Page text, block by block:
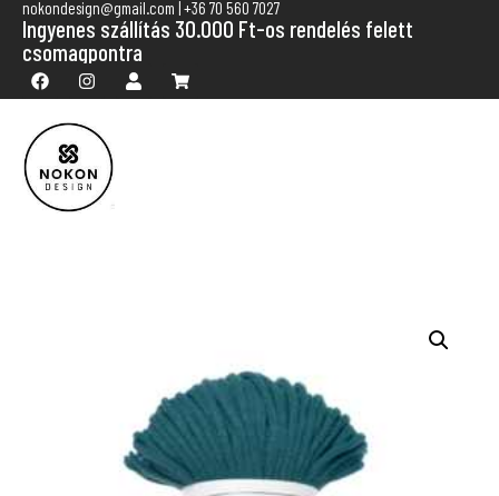
nokondesign@gmail.com | +36 70 560 7027
Ingyenes szállítás 30.000 Ft-os rendelés felett
csomagpontra